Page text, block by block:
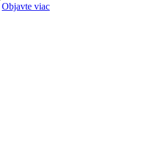
Objavte viac